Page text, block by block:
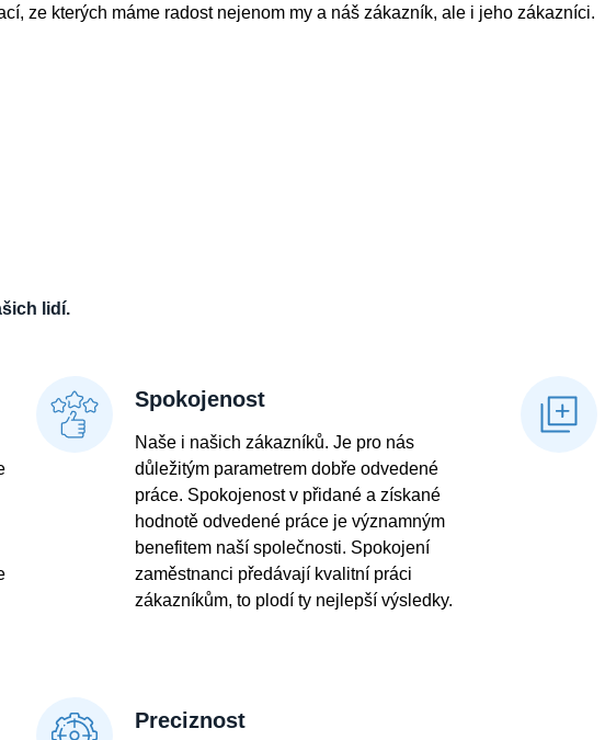
ze kterých máme radost nejenom my a náš zákazník, ale i jeho zákazníci.
lidí.
Spokojenost
Naše i našich zákazníků. Je pro nás
důležitým parametrem dobře odvedené
práce. Spokojenost v přidané a získané
hodnotě odvedené práce je významným
benefitem naší společnosti. Spokojení
zaměstnanci předávají kvalitní práci
zákazníkům, to plodí ty nejlepší výsledky.
Preciznost